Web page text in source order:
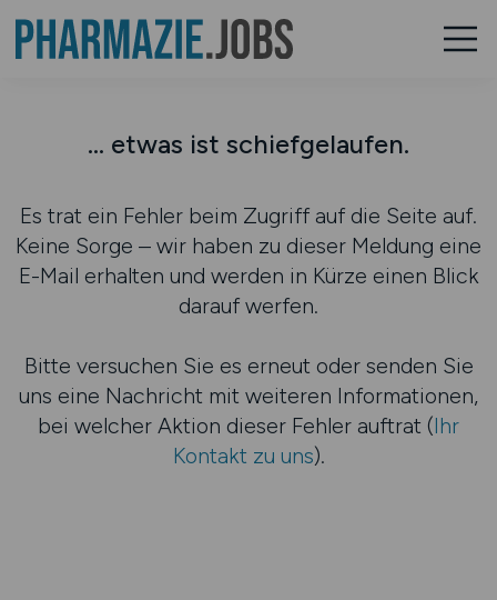
... etwas ist schiefgelaufen.
Es trat ein Fehler beim Zugriff auf die Seite auf.
Keine Sorge – wir haben zu dieser Meldung eine
E-Mail erhalten und werden in Kürze einen Blick
darauf werfen.
Bitte versuchen Sie es erneut oder senden Sie
uns eine Nachricht mit weiteren Informationen,
bei welcher Aktion dieser Fehler auftrat (Ihr
Kontakt zu uns).